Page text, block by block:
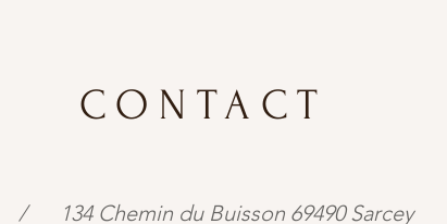
CONTACT
134 Chemin du Buisson 69490 Sarcey
/